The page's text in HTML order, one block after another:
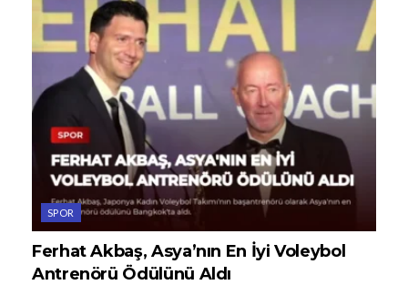
SPOR
Ferhat Akbaş, Asya’nın En İyi Voleybol
Antrenörü Ödülünü Aldı